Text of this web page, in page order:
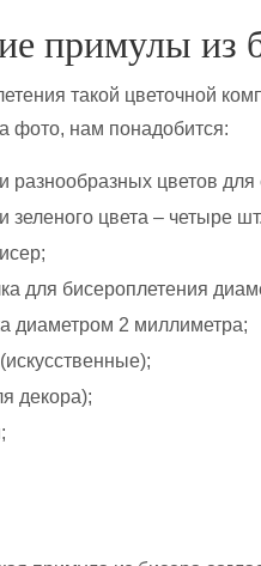
примулы из
такой цветочной
фото, нам понадобится:
разнообразных цветов для
зеленого цвета – четыре
для бисероплетения
диаметром 2 миллиметра;
декора);